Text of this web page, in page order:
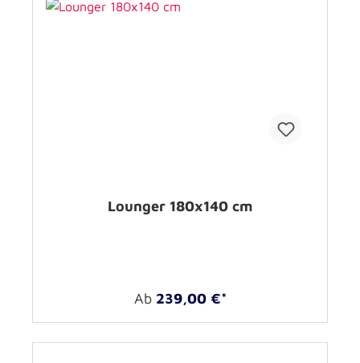
Lounger 180x140 cm
Ab 239,00 €*